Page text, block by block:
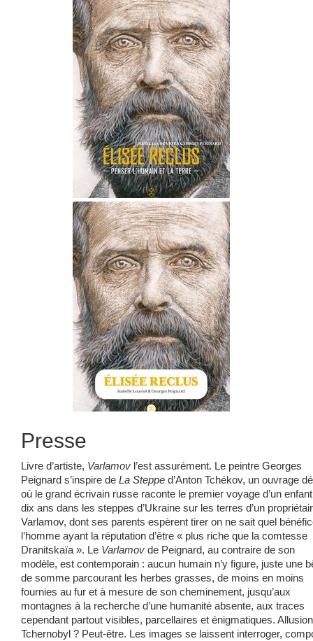
Presse
Livre d’artiste, Varlamov l’est assurément. Le peintre Georges
Peignard s’inspire de La Steppe d’Anton Tchékov, un ouvrage
où le grand écrivain russe raconte le premier voyage d’un
dix ans dans les steppes d’Ukraine sur les terres d’un
Varlamov, dont ses parents espèrent tirer on ne sait quel
l’homme ayant la réputation d’être « plus riche que la comtesse
Dranitskaïa ». Le Varlamov de Peignard, au contraire de son
modèle, est contemporain : aucun humain n’y figure, juste une
de somme parcourant les herbes grasses, de moins en moins
fournies au fur et à mesure de son cheminement, jusqu’aux
montagnes à la recherche d’une humanité absente, aux traces
cependant partout visibles, parcellaires et énigmatiques.
Tchernobyl ? Peut-être. Les images se laissent interroger,